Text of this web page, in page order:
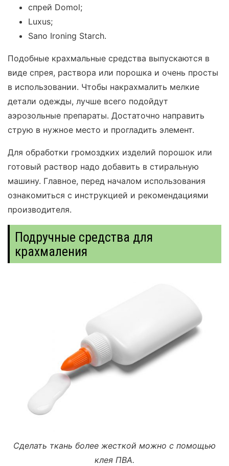
спрей Domol;
Luxus;
Sano Ironing Starch.
Подобные крахмальные средства выпускаются в
виде спрея, раствора или порошка и очень просты
в использовании. Чтобы накрахмалить мелкие
детали одежды, лучше всего подойдут
аэрозольные препараты. Достаточно направить
струю в нужное место и прогладить элемент.
Для обработки громоздких изделий порошок или
готовый раствор надо добавить в стиральную
машину. Главное, перед началом использования
ознакомиться с инструкцией и рекомендациями
производителя.
Подручные средства для
крахмаления
Сделать ткань более жесткой можно с помощью
клея ПВА.